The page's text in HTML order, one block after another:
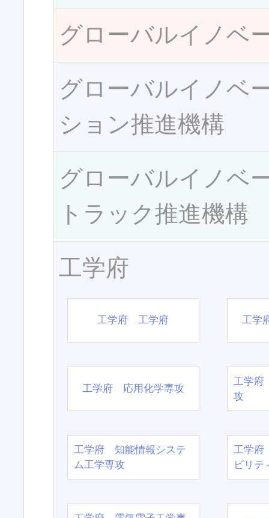
グローバルイノベ
グローバルイノベ
ション推進機構
グローバルイノベ
トラック推進機構
工学府
工学府 工学府 工学
工学府 応用化学専攻
工学府
攻
工学府 知能情報システ
ム工学専攻
工学府
ビリテ